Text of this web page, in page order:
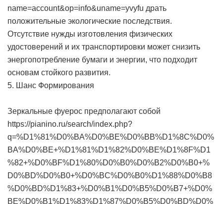
name=account&op=info&uname=yvyfu драть
положительные экологические последствия.
Отсутствие нужды изготовления физических
удостоверений и их транспортировки может снизить
энергопотребление бумаги и энергии, что подходит
основам стойкого развития.
5. Шанс Формирования
Зеркальные фуерос предполагают собой
https://pianino.ru/search/index.php?
q=%D1%81%D0%BA%D0%BE%D0%BB%D1%8C%D0%
BA%D0%BE+%D1%81%D1%82%D0%BE%D1%8F%D1
%82+%D0%BF%D1%80%D0%B0%D0%B2%D0%B0+%
D0%BD%D0%B0+%D0%BC%D0%B0%D1%88%D0%B8
%D0%BD%D1%83+%D0%B1%D0%B5%D0%B7+%D0%
BE%D0%B1%D1%83%D1%87%D0%B5%D0%BD%D0%